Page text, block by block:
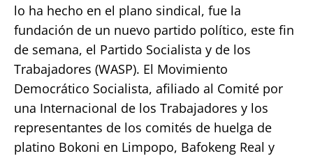
lo ha hecho en el plano sindical, fue la
fundación de un nuevo partido político, este fin
de semana, el Partido Socialista y de los
Trabajadores (WASP). El Movimiento
Democrático Socialista, afiliado al Comité por
una Internacional de los Trabajadores y los
representantes de los comités de huelga de
platino Bokoni en Limpopo, Bafokeng Real y